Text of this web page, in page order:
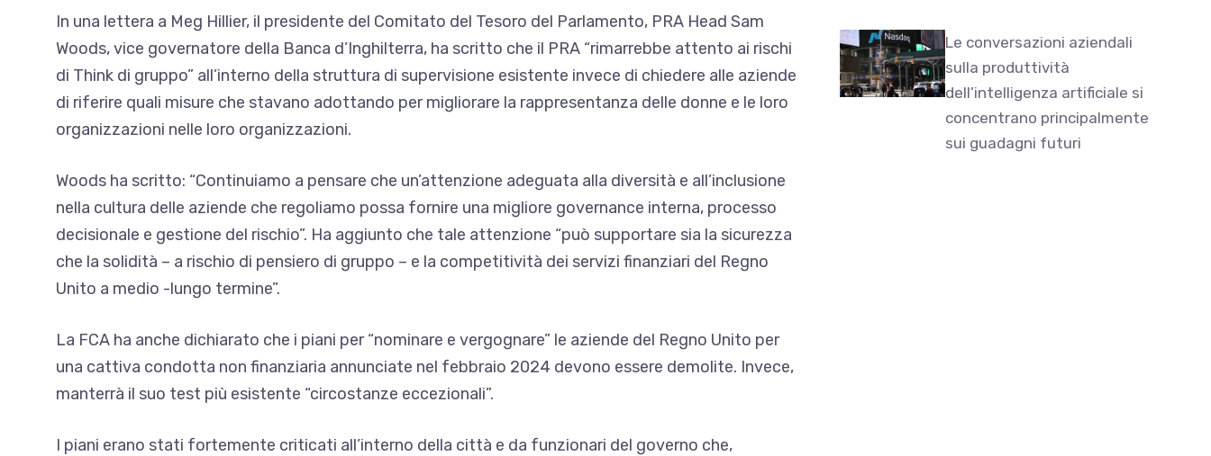
In una lettera a Meg Hillier, il presidente del Comitato del Tesoro del Parlamento, PRA Head Sam
Woods, vice governatore della Banca d’Inghilterra, ha scritto che il PRA “rimarrebbe attento ai rischi
di Think di gruppo” all’interno della struttura di supervisione esistente invece di chiedere alle aziende
di riferire quali misure che stavano adottando per migliorare la rappresentanza delle donne e le loro
organizzazioni nelle loro organizzazioni.
Woods ha scritto: “Continuiamo a pensare che un’attenzione adeguata alla diversità e all’inclusione
nella cultura delle aziende che regoliamo possa fornire una migliore governance interna, processo
decisionale e gestione del rischio”. Ha aggiunto che tale attenzione “può supportare sia la sicurezza
che la solidità – a rischio di pensiero di gruppo – e la competitività dei servizi finanziari del Regno
Unito a medio -lungo termine”.
La FCA ha anche dichiarato che i piani per “nominare e vergognare” le aziende del Regno Unito per
una cattiva condotta non finanziaria annunciate nel febbraio 2024 devono essere demolite. Invece,
manterrà il suo test più esistente “circostanze eccezionali”.
I piani erano stati fortemente criticati all’interno della città e da funzionari del governo che,
Le conversazioni aziendali
sulla produttività
dell’intelligenza artificiale si
concentrano principalmente
sui guadagni futuri